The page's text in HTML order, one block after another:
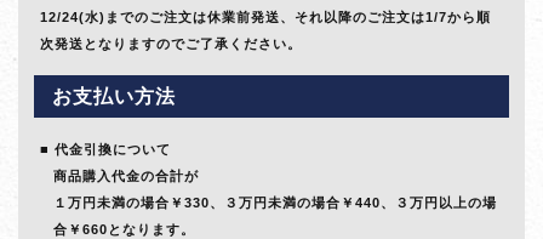
12/24(水)までのご注文は休業前発送、それ以降のご注文は1/7から順
次発送となりますのでご了承ください。
お支払い方法
代金引換について
商品購入代金の合計が
１万円未満の場合￥330、３万円未満の場合￥440、３万円以上の場
合￥660となります。